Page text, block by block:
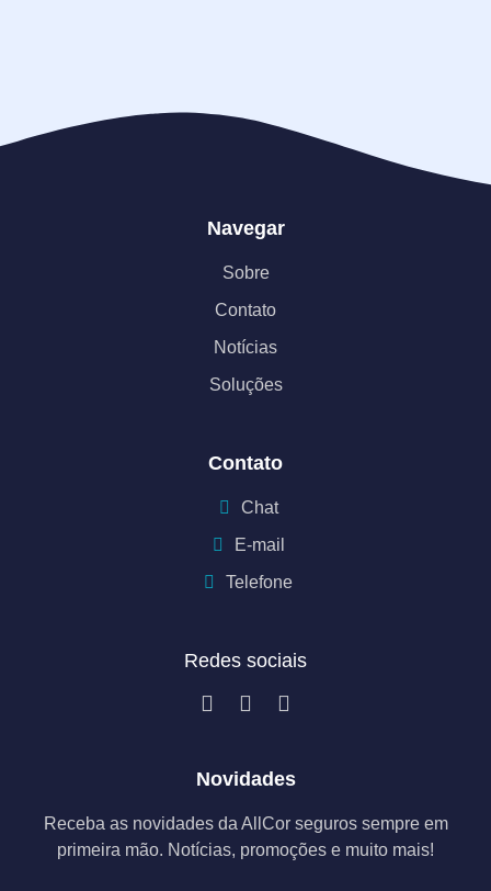
Navegar
Sobre
Contato
Notícias
Soluções
Contato
Chat
E-mail
Telefone
Redes sociais
Novidades
Receba as novidades da AllCor seguros sempre em
primeira mão. Notícias, promoções e muito mais!